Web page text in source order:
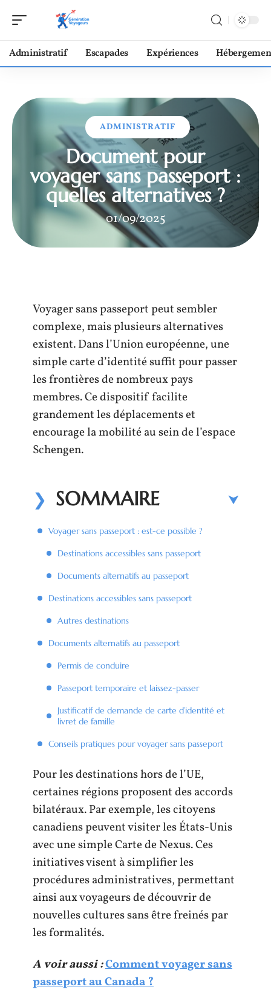
Administratif Escapades Expériences
ADMINISTRATIF
Document pour
voyager sans passeport :
quelles alternatives ?
01/09/2025
Voyager sans passeport peut sembler
complexe, mais plusieurs alternatives
existent. Dans l’Union européenne, une
simple carte d’identité suffit pour passer
les frontières de nombreux pays
membres. Ce dispositif facilite
grandement les déplacements et
encourage la mobilité au sein de l’espace
Schengen.
SOMMAIRE
Voyager sans passeport : est-ce possible ?
Destinations accessibles sans passeport
Documents alternatifs au passeport
Destinations accessibles sans passeport
Autres destinations
Documents alternatifs au passeport
Permis de conduire
Passeport temporaire et laissez-passer
Justificatif de demande de carte d’identité et
livret de famille
Conseils pratiques pour voyager sans passeport
Pour les destinations hors de l’UE,
certaines régions proposent des accords
bilatéraux. Par exemple, les citoyens
canadiens peuvent visiter les États-Unis
avec une simple Carte de Nexus. Ces
initiatives visent à simplifier les
procédures administratives, permettant
ainsi aux voyageurs de découvrir de
nouvelles cultures sans être freinés par
les formalités.
A voir aussi :Comment voyager sans
passeport au Canada ?